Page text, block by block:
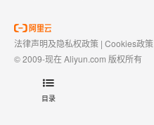
目录
法律声明及隐私权政策 | Cookies政策
© 2009-现在 Aliyun.com 版权所有
域名注册服务机构许可：